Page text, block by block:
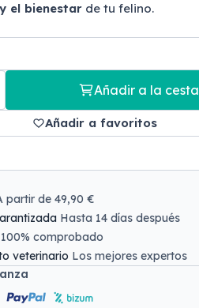
el bienestar de tu felino.
Añadir a la cesta
Añadir a favoritos
partir de 49,90 €
Hasta 14 días después
100% comprobado
veterinario Los mejores expertos